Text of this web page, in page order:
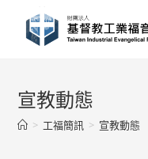
content
宣教動態
> 工福簡訊 > 宣教動態